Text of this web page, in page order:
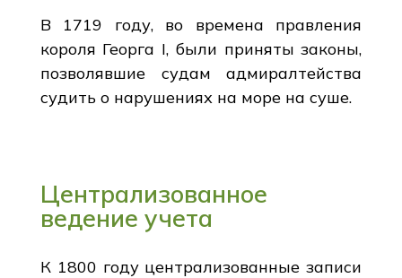
В 1719 году, во времена правления
короля Георга I, были приняты законы,
позволявшие судам адмиралтейства
судить о нарушениях на море на суше.
Централизованное
ведение учета
К 1800 году централизованные записи